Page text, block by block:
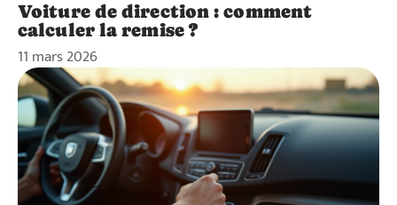
Voiture de direction : comment
calculer la remise ?
11 mars 2026